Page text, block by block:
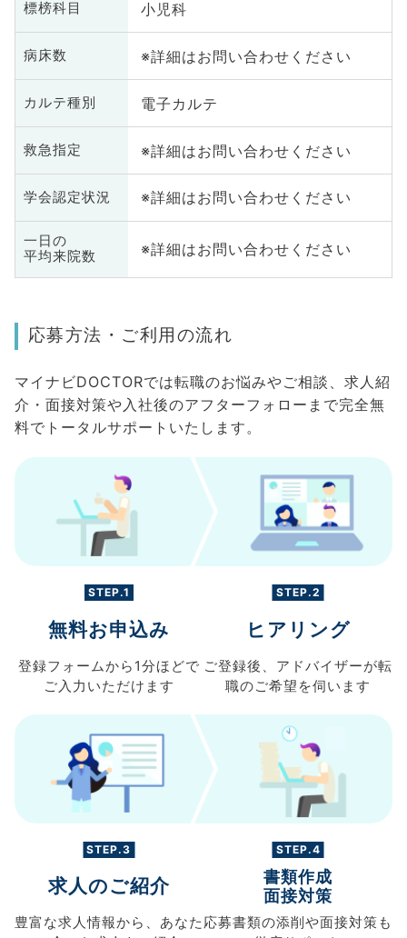
標榜科目 小児科
病床数 ※詳細はお問い合わせください
カルテ種別 電子カルテ
救急指定 ※詳細はお問い合わせください
学会認定状況 ※詳細はお問い合わせください
一日の
平均来院数
※詳細はお問い合わせください
応募方法・ご利用の流れ
マイナビDOCTORでは転職のお悩みやご相談、求人紹
介・面接対策や入社後のアフターフォローまで完全無
料でトータルサポートいたします。
STEP.1
無料お申込み
登録フォームから 1分ほどで
ご入力 いただけます
STEP.2
ヒアリング
ご登録後、 アドバイザーが転
職のご希望を伺います
STEP.3
求人のご紹介
豊富な求人情報から、 あなた
STEP.4
書類作成
面接対策
応募書類の添削や面接対策も